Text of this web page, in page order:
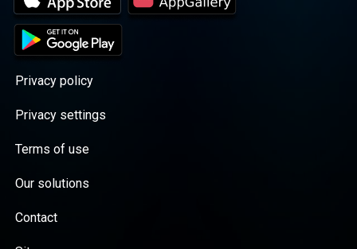
Privacy policy
Privacy settings
Terms of use
Our solutions
Contact